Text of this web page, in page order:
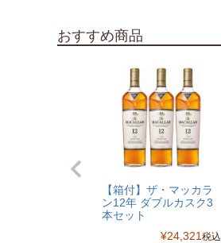
おすすめ商品
【箱付】ザ・マッカラ
ン12年 ダブルカスク3
本セット
¥24,321 税込